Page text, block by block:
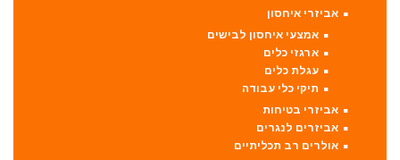
אביזרי איחסון
אמצעי איחסון לבישים
ארגזי כלים
עגלת כלים
תיקי כלי עבודה
אביזרי בטיחות
אביזרים לנגרים
אולרים רב תכליתיים